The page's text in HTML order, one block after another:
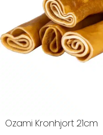
Ozami Kronhjort 21cm